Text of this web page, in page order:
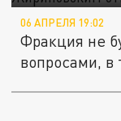
06 АПРЕЛЯ 19:02
Фракция не
вопросами,